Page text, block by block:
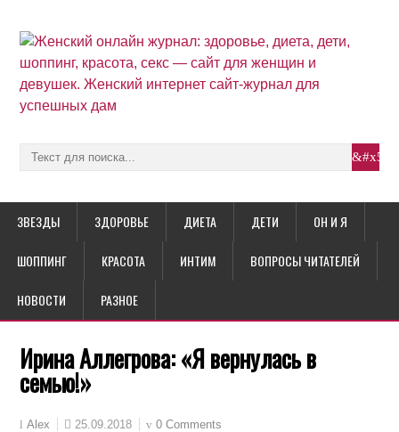
ЗВЕЗДЫ ЗДОРОВЬЕ ДИЕТА ДЕТИ ОН И Я
ШОППИНГ КРАСОТА ИНТИМ ВОПРОСЫ ЧИТАТЕЛЕЙ
НОВОСТИ РАЗНОЕ
Ирина Аллегрова: «Я вернулась в
семью!»
Alex 25.09.2018 0 Comments